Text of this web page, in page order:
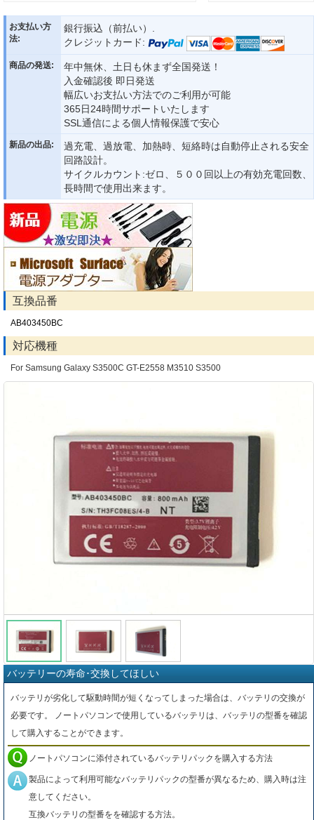
お支払い方
法:
銀行振込（前払い）.
クレジットカード:
商品の発送:
年中無休、土日も休まず全国発送！
入金確認後 即日発送
幅広いお支払い方法でのご利用が可能
365日24時間サポートいたします
SSL通信による個人情報保護で安心
新品の出品:
過充電、過放電、加熱時、短絡時は自動停止される安全
回路設計。
サイクルカウント:ゼロ、５００回以上の有効充電回数、
長時間で使用出来ます。
互換品番
AB403450BC
対応機種
For Samsung Galaxy S3500C GT-E2558 M3510 S3500
バッテリーの寿命･交換してほしい
バッテリが劣化して駆動時間が短くなってしまった場合は、バッテリの交換が
必要です。 ノートパソコンで使用しているバッテリは、バッテリの型番を確認
して購入することができます。
ノートパソコンに添付されているバッテリパックを購入する方法
製品によって利用可能なバッテリパックの型番が異なるため、購入時は注
意してください。
互換バッテリの型番をを確認する方法。